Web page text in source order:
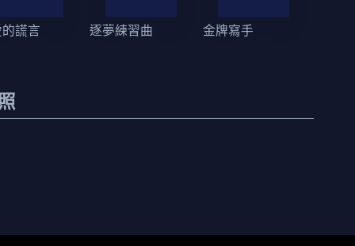
謊言 逐夢練習曲 金牌寫手